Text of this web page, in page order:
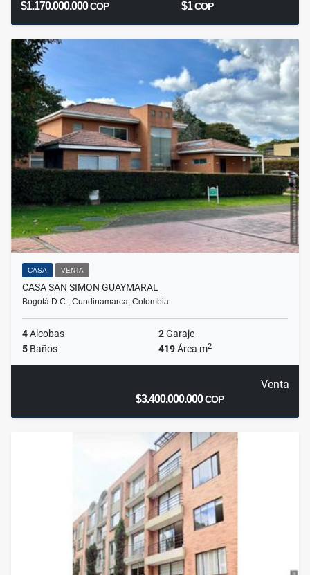
$1.170.000.000COP $1COP
CASA VENTA
CASA SAN SIMON GUAYMARAL
Bogotá D.C., Cundinamarca, Colombia
4Alcobas 2Garaje
5 Baños 419Área m2
Venta
$3.400.000.000COP